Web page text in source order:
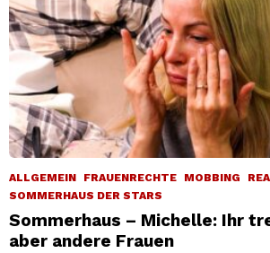
ALLGEMEIN FRAUENRECHTE MOBBING
SOMMERHAUS DER STARS
Sommerhaus – Michelle: Ihr
aber andere Frauen